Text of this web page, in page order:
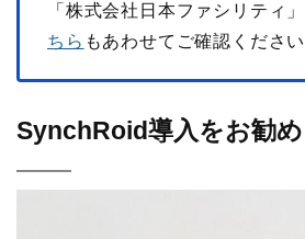
「株式会社日本ファシリティ
ちら もあわせてご確認ください
SynchRoid導入をお勧